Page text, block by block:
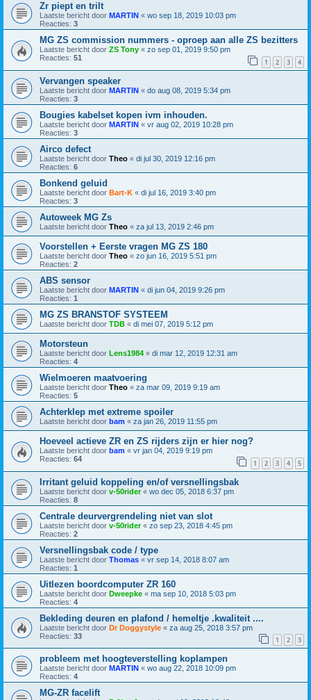
Zr piept en trilt
Laatste bericht door MARTIN « wo sep 18, 2019 10:03 pm
Reacties: 3
MG ZS commission nummers - oproep aan alle ZS bezitters
Laatste bericht door ZS Tony « zo sep 01, 2019 9:50 pm
Reacties: 51 1 2 3 4
Vervangen speaker
Laatste bericht door MARTIN « do aug 08, 2019 5:34 pm
Reacties: 3
Bougies kabelset kopen ivm inhouden.
Laatste bericht door MARTIN « vr aug 02, 2019 10:28 pm
Reacties: 3
Airco defect
Laatste bericht door Theo « di jul 30, 2019 12:16 pm
Reacties: 6
Bonkend geluid
Laatste bericht door Bart-K « di jul 16, 2019 3:40 pm
Reacties: 3
Autoweek MG Zs
Laatste bericht door Theo « za jul 13, 2019 2:46 pm
Voorstellen + Eerste vragen MG ZS 180
Laatste bericht door Theo « zo jun 16, 2019 5:51 pm
Reacties: 2
ABS sensor
Laatste bericht door MARTIN « di jun 04, 2019 9:26 pm
Reacties: 1
MG ZS BRANSTOF SYSTEEM
Laatste bericht door TDB « di mei 07, 2019 5:12 pm
Motorsteun
Laatste bericht door Lens1984 « di mar 12, 2019 12:31 am
Reacties: 4
Wielmoeren maatvoering
Laatste bericht door Theo « za mar 09, 2019 9:19 am
Reacties: 5
Achterklep met extreme spoiler
Laatste bericht door bam « za jan 26, 2019 11:55 pm
Hoeveel actieve ZR en ZS rijders zijn er hier nog?
Laatste bericht door bam « vr jan 04, 2019 9:19 pm
Reacties: 64 1 2 3 4 5
Irritant geluid koppeling en/of versnellingsbak
Laatste bericht door v-50rider« wo dec 05, 2018 6:37 pm
Reacties: 8
Centrale deurvergrendeling niet van slot
Laatste bericht door v-50rider« zo sep 23, 2018 4:45 pm
Reacties: 2
Versnellingsbak code / type
Laatste bericht door Thomas « vr sep 14, 2018 8:07 am
Reacties: 1
Uitlezen boordcomputer ZR 160
Laatste bericht door Dweepke « ma sep 10, 2018 5:03 pm
Reacties: 4
Bekleding deuren en plafond / hemeltje .kwaliteit ....
Laatste bericht door Dr Doggystyle « za aug 25, 2018 3:57 pm
Reacties: 33 1 2 3
probleem met hoogteverstelling koplampen
Laatste bericht door MARTIN « wo aug 22, 2018 10:09 pm
Reacties: 4
MG-ZR facelift